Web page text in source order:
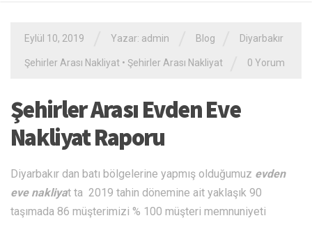
Eylül 10, 2019 Yazar: admin Blog Diyarbakır
Şehirler Arası Nakliyat • Şehirler Arası Nakliyat 0 Yorum
Şehirler Arası Evden Eve
Nakliyat Raporu
Diyarbakır dan batı bölgelerine yapmış olduğumuz evden
eve nakliyat ta 2019 tahin dönemine ait yaklaşık 90
taşımada 86 müşterimizi % 100 müşteri memnuniyeti